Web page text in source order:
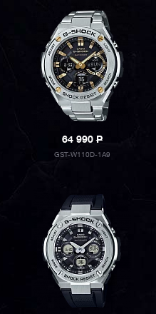
64 990P
GST-W110D-1A9